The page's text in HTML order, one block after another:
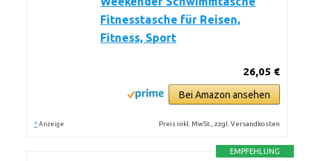
Fitnesstasche für Reisen,
Fitness, Sport
26,05 €
Bei Amazon ansehen
* Anzeige Preis inkl. MwSt., zzgl. Versandkosten
EMPFEHLUNG